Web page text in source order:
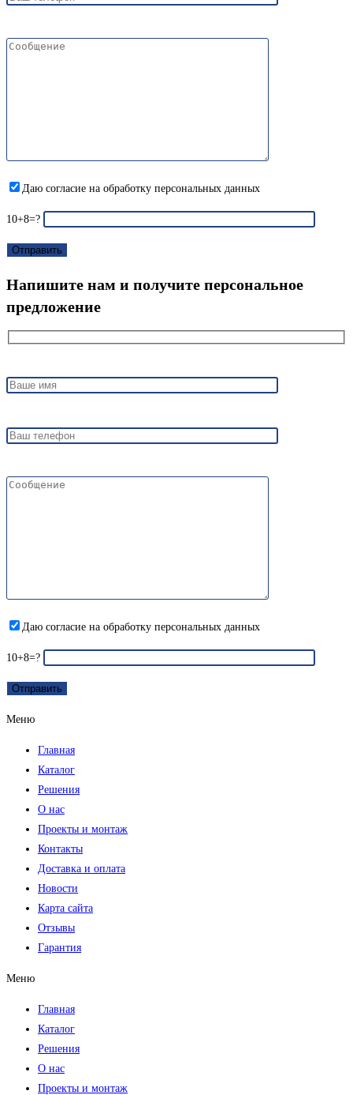
Даю согласие на обработку персональных данных
10+8=?
Напишите нам и получите персональное
предложение
Даю согласие на обработку персональных данных
10+8=?
Меню
Главная
Каталог
Решения
О нас
Проекты и монтаж
Контакты
Доставка и оплата
Новости
Карта сайта
Отзывы
Гарантия
Меню
Главная
Каталог
Решения
О нас
Проекты и монтаж